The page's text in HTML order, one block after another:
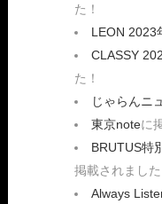
た！
LEON 2023
CLASSY
た！
じゃらんニ
東京noteに
BRUTUS特
掲載されました
Always